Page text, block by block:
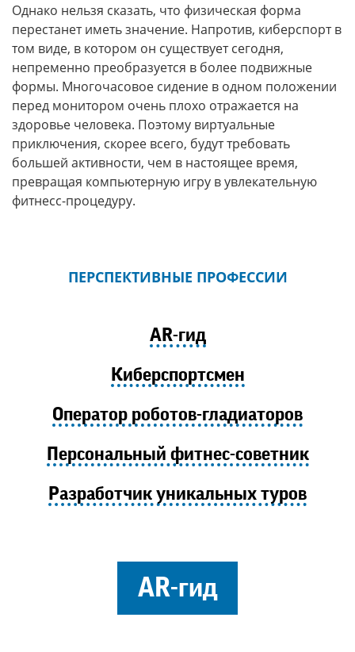
Однако нельзя сказать, что физическая форма
перестанет иметь значение. Напротив, киберспорт в
том виде, в котором он существует сегодня,
непременно преобразуется в более подвижные
формы. Многочасовое сидение в одном положении
перед монитором очень плохо отражается на
здоровье человека. Поэтому виртуальные
приключения, скорее всего, будут требовать
большей активности, чем в настоящее время,
превращая компьютерную игру в увлекательную
фитнесс-процедуру.
ПЕРСПЕКТИВНЫЕ ПРОФЕССИИ
AR-гид
Киберспортсмен
Оператор роботов-гладиаторов
Персональный фитнес-советник
Разработчик уникальных туров
AR-гид